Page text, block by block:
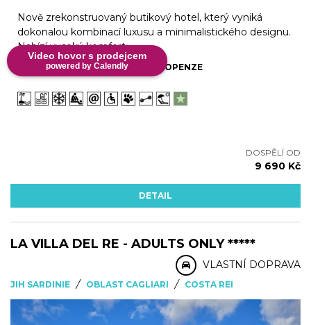
Video hovor s prodejcem
powered by Calendly
Nově zrekonstruovaný butikový hotel, který vyniká
dokonalou kombinací luxusu a minimalistického designu.
Nabízí vysoký komfort, ...
noci SNÍDANĚ ,POLOPENZE
DOSPĚLÍ OD
9 690 Kč
DETAIL
LA VILLA DEL RE - ADULTS ONLY *****
VLASTNÍ DOPRAVA
JIH SARDINIE / OBLAST CAGLIARI / COSTA REI